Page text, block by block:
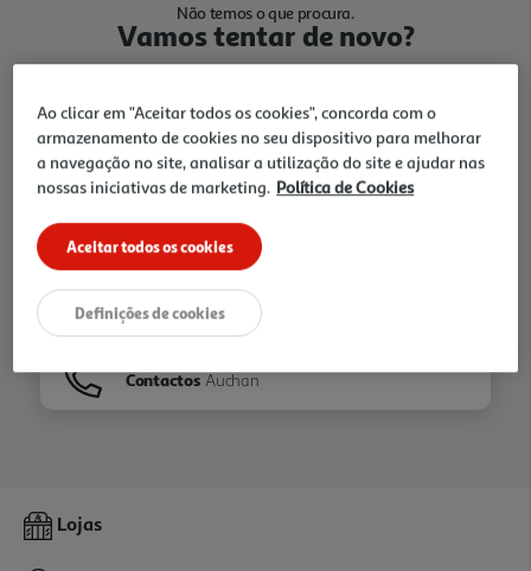
Não temos o que procura.
Vamos tentar de novo?
Ir para Homepage
Folhetos
Contactos Auchan
Lojas
Ao clicar em "Aceitar todos os cookies", concorda com o
armazenamento de cookies no seu dispositivo para melhorar
a navegação no site, analisar a utilização do site e ajudar nas
nossas iniciativas de marketing. Política de Cookies
Aceitar todos os cookies
Definições de cookies